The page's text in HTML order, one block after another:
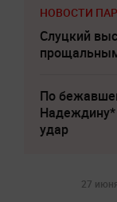
НОВОСТИ
Слуцкий
По
удар
27